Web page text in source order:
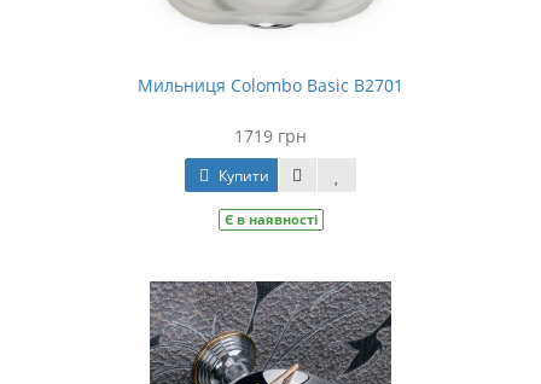
Мильниця Colombo Basic B2701
1719 грн
Купити
Є в наявності